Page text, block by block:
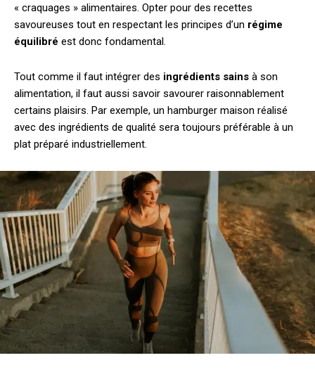
« craquages » alimentaires. Opter pour des recettes
savoureuses tout en respectant les principes d’un régime
équilibré est donc fondamental.
Tout comme il faut intégrer des ingrédients sains à son
alimentation, il faut aussi savoir savourer raisonnablement
certains plaisirs. Par exemple, un hamburger maison réalisé
avec des ingrédients de qualité sera toujours préférable à un
plat préparé industriellement.